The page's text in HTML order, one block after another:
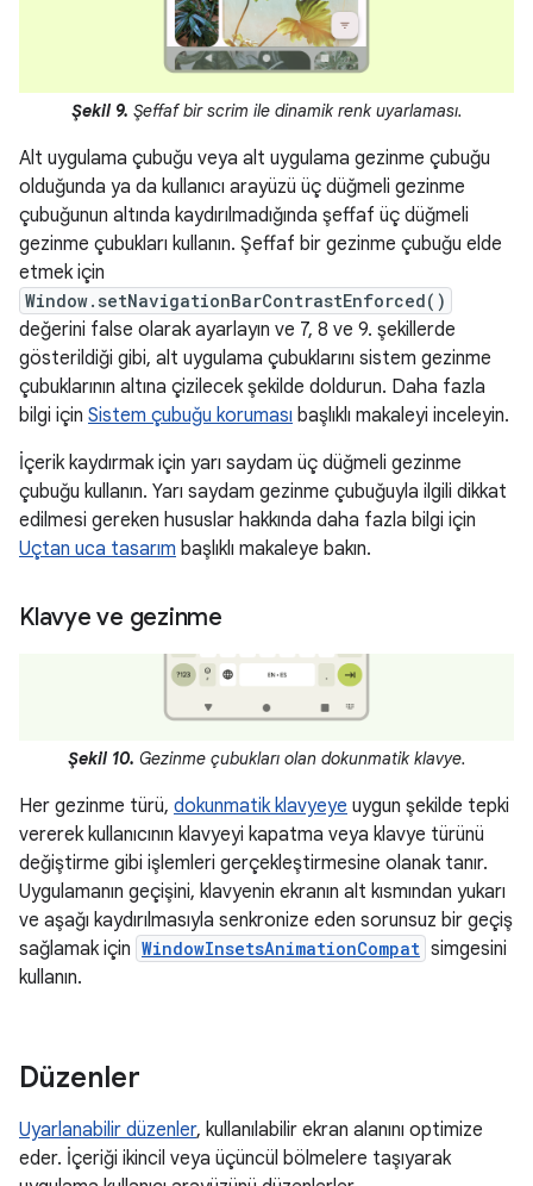
Şekil 9. Şeffaf bir scrim ile dinamik renk uyarlaması.
Alt uygulama çubuğu veya alt uygulama gezinme çubuğu
olduğunda ya da kullanıcı arayüzü üç düğmeli gezinme
çubuğunun altında kaydırılmadığında şeffaf üç düğmeli
gezinme çubukları kullanın. Şeffaf bir gezinme çubuğu elde
etmek için
Window.setNavigationBarContrastEnforced()
değerini false olarak ayarlayın ve 7, 8 ve 9. şekillerde
gösterildiği gibi, alt uygulama çubuklarını sistem gezinme
çubuklarının altına çizilecek şekilde doldurun. Daha fazla
bilgi için Sistem çubuğu koruması başlıklı makaleyi inceleyin.
İçerik kaydırmak için yarı saydam üç düğmeli gezinme
çubuğu kullanın. Yarı saydam gezinme çubuğuyla ilgili dikkat
edilmesi gereken hususlar hakkında daha fazla bilgi için
Uçtan uca tasarım başlıklı makaleye bakın.
Klavye ve gezinme
Şekil 10. Gezinme çubukları olan dokunmatik klavye.
Her gezinme türü, dokunmatik klavyeye uygun şekilde tepki
vererek kullanıcının klavyeyi kapatma veya klavye türünü
değiştirme gibi işlemleri gerçekleştirmesine olanak tanır.
Uygulamanın geçişini, klavyenin ekranın alt kısmından yukarı
ve aşağı kaydırılmasıyla senkronize eden sorunsuz bir geçiş
sağlamak için WindowInsetsAnimationCompat simgesini
kullanın.
Düzenler
Uyarlanabilir düzenler, kullanılabilir ekran alanını optimize
eder. İçeriği ikincil veya üçüncül bölmelere taşıyarak